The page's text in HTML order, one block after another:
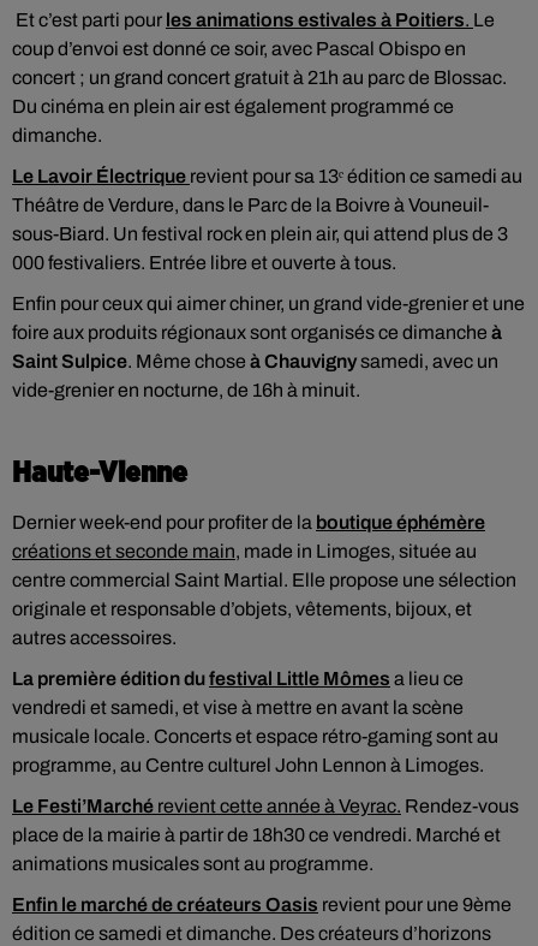
Et c’est parti pour les animations estivales à Poitiers. Le
coup d’envoi est donné ce soir, avec Pascal Obispo en
concert ; un grand concert gratuit à 21h au parc de Blossac.
Du cinéma en plein air est également programmé ce
dimanche.
Le Lavoir Électrique revient pour sa 13ᵉ édition ce samedi au
Théâtre de Verdure, dans le Parc de la Boivre à Vouneuil-
sous-Biard. Un festival rock en plein air, qui attend plus de 3
000 festivaliers. Entrée libre et ouverte à tous.
Enfin pour ceux qui aimer chiner, un grand vide-grenier et une
foire aux produits régionaux sont organisés ce dimanche à
Saint Sulpice. Même chose à Chauvignysamedi, avec un
vide-grenier en nocturne, de 16h à minuit.
Haute-Vienne
Dernier week-end pour profiter de la boutique éphémère
créations et seconde main, made in Limoges, située au
centre commercial Saint Martial. Elle propose une sélection
originale et responsable d’objets, vêtements, bijoux, et
autres accessoires.
La première édition dufestival Little Mômes a lieu ce
vendredi et samedi, et vise à mettre en avant la scène
musicale locale. Concerts et espace rétro-gaming sont au
programme, au Centre culturel John Lennon à Limoges.
Le Festi’Marché revient cette année à Veyrac. Rendez-vous
place de la mairie à partir de 18h30 ce vendredi. Marché et
animations musicales sont au programme.
Enfin le marché de créateurs Oasis revient pour une 9ème
édition ce samedi et dimanche. Des créateurs d’horizons